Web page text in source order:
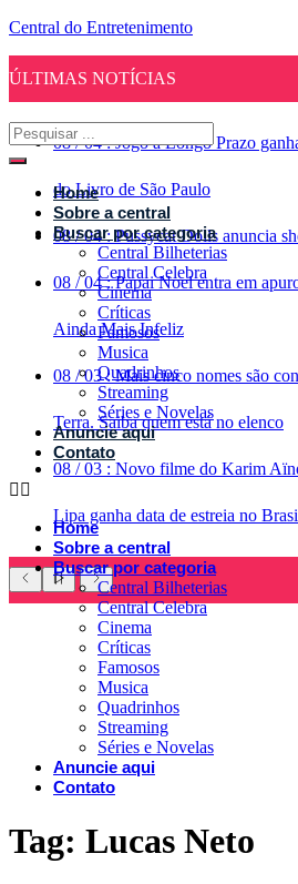
Central do Entretenimento
ÚLTIMAS NOTÍCIAS
08 / 04 : Jogo a Longo Prazo
do Livro de São Paulo
08 / 04 : Pussycat Dolls anuncia
08 / 04 : Papai Noel entra em
Ainda Mais Infeliz
08 / 03 : Mais cinco nomes são
Terra. Saiba quem está no elenco
08 / 03 : Novo filme do Karim
Lipa ganha data de estreia no
Home
Sobre a central
Buscar por categoria
Central Bilheterias
Central Celebra
Cinema
Críticas
Famosos
Musica
Quadrinhos
Streaming
Séries e Novelas
Anuncie aqui
Contato
Home
Sobre a central
Buscar por categoria
Central Bilheterias
Central Celebra
Cinema
Críticas
Famosos
Musica
Quadrinhos
Streaming
Séries e Novelas
Anuncie aqui
Contato
Tag: Lucas Neto